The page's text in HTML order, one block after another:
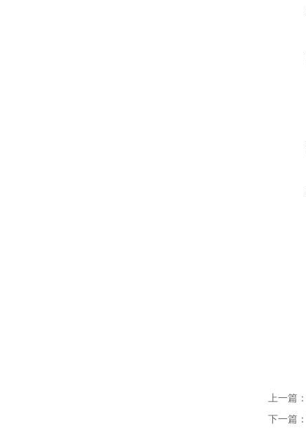
上一篇：
下一篇：